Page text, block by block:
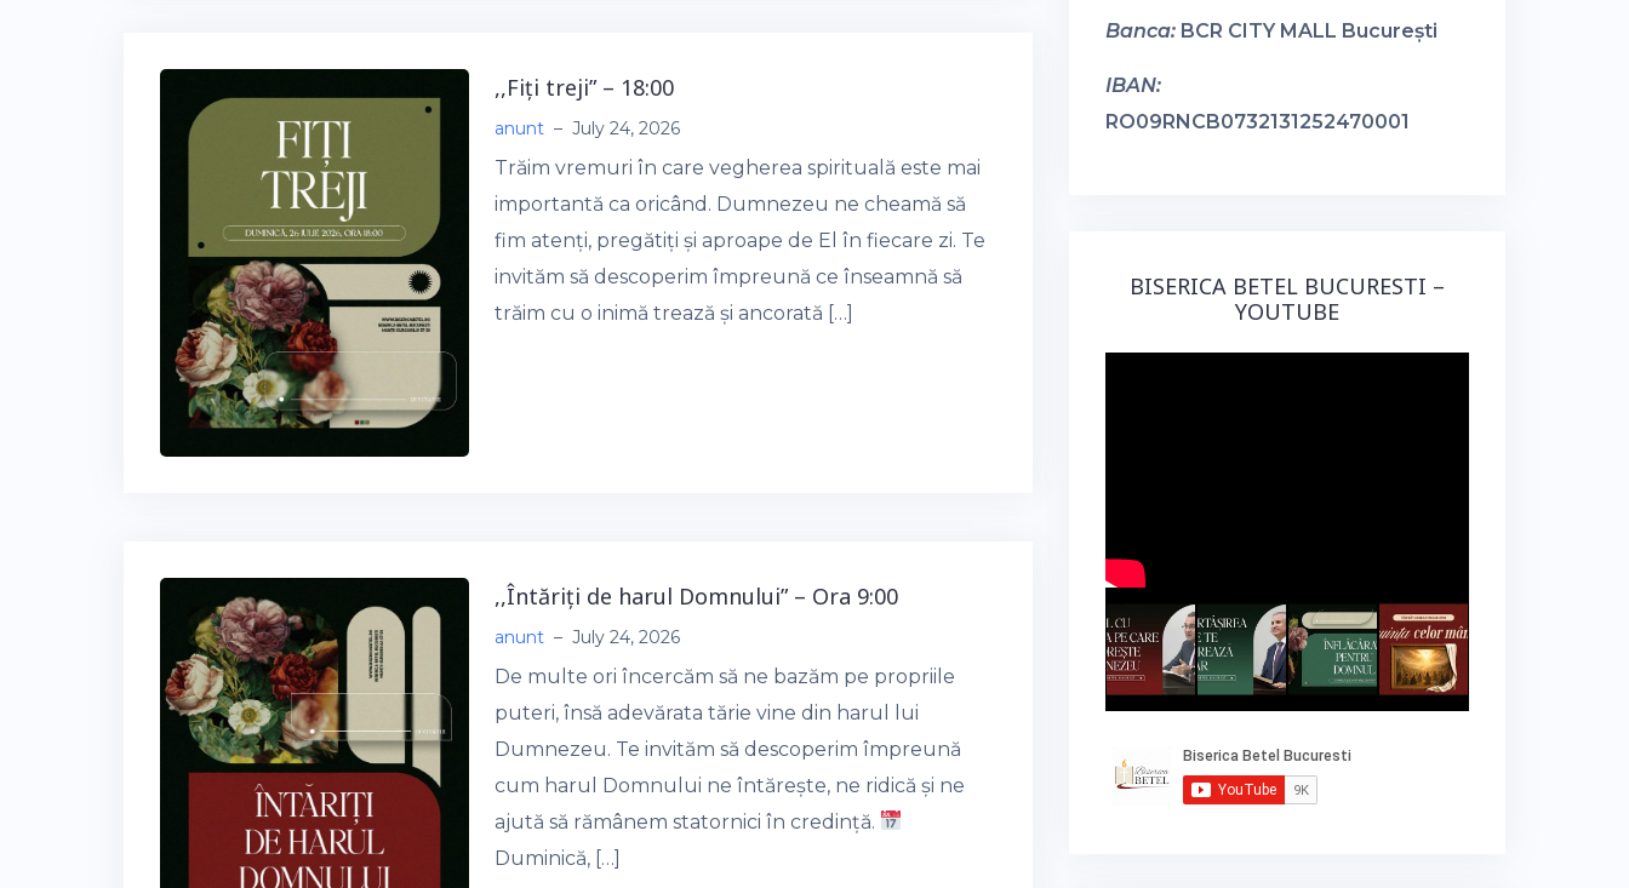
,,Fiți treji” – 18:00
anunt – July 24, 2026
Trăim vremuri în care vegherea spirituală este mai
importantă ca oricând. Dumnezeu ne cheamă să
fim atenți, pregătiți și aproape de El în fiecare zi. Te
invităm să descoperim împreună ce înseamnă să
trăim cu o inimă trează și ancorată […]
,,Întăriți de harul Domnului” – Ora 9:00
anunt – July 24, 2026
De multe ori încercăm să ne bazăm pe propriile
puteri, însă adevărata tărie vine din harul lui
Dumnezeu. Te invităm să descoperim împreună
cum harul Domnului ne întărește, ne ridică și ne
ajută să rămânem statornici în credință.
Duminică, […]
Banca: BCR CITY MALL București
IBAN:
RO09RNCB0732131252470001
BISERICA BETEL BUCURESTI –
YOUTUBE